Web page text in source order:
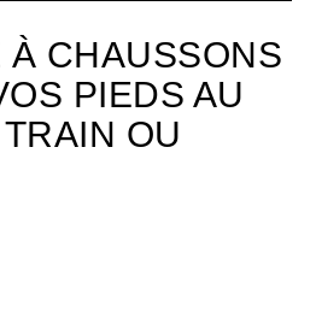
À CHAUSSONS
PIEDS AU
OU